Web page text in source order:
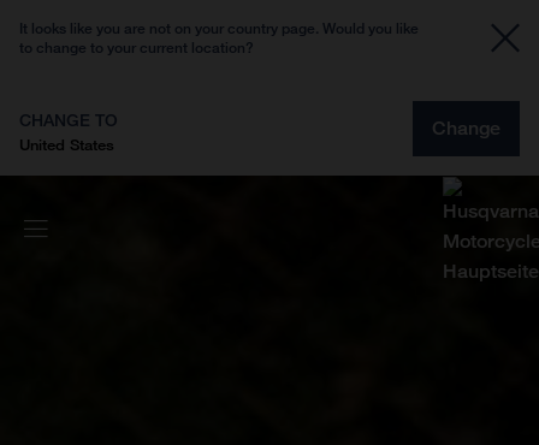
It looks like you are not on your country page. Would you like
to change to your current location?
CHANGE TO
United States
Change